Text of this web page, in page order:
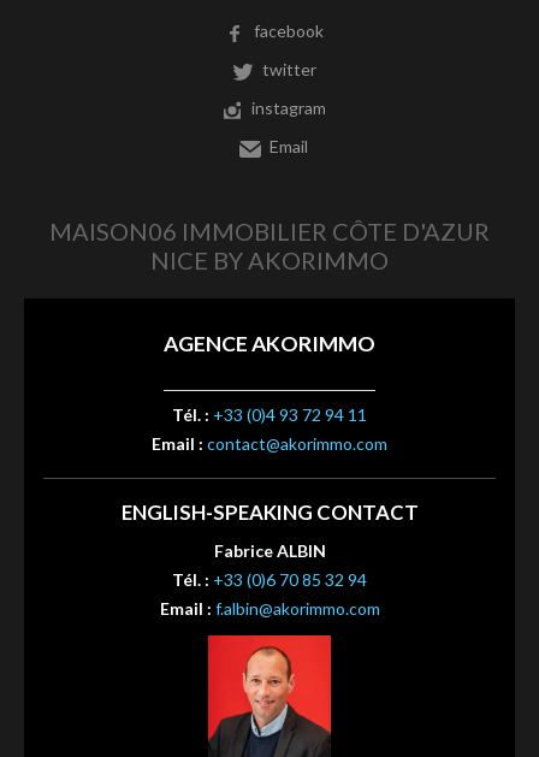
facebook
twitter
instagram
Email
MAISON06 IMMOBILIER CÔTE D'AZUR
NICE BY AKORIMMO
AGENCE AKORIMMO
Tél. : +33 (0)4 93 72 94 11
Email : contact@akorimmo.com
ENGLISH-SPEAKING CONTACT
Fabrice ALBIN
Tél. : +33 (0)6 70 85 32 94
Email : f.albin@akorimmo.com